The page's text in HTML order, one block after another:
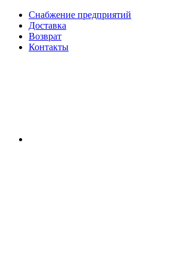
Снабжение предприятий
Доставка
Возврат
Контакты